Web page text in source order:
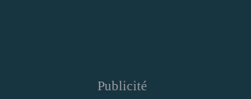
Publicité